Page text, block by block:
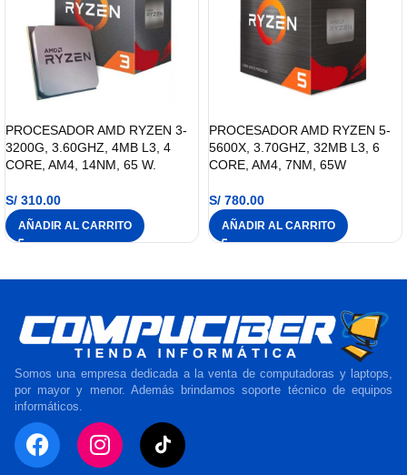
PROCESADOR AMD RYZEN 3-
3200G, 3.60GHZ, 4MB L3, 4
CORE, AM4, 14NM, 65 W.
S/ 310.00
AÑADIR AL CARRITO
PROCESADOR AMD RYZEN 5-
5600X, 3.70GHZ, 32MB L3, 6
CORE, AM4, 7NM, 65W
S/ 780.00
AÑADIR AL CARRITO
Somos una empresa dedicada a la venta de computadoras y laptops,
por mayor y menor. Además brindamos soporte técnico de equipos
informáticos.